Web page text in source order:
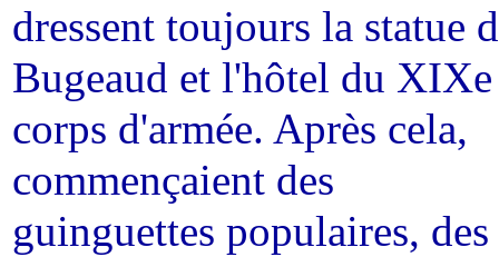
dressent toujours la statue
Bugeaud et l'hôtel du XIXe
corps d'armée. Après cela,
commençaient des
guinguettes populaires, des